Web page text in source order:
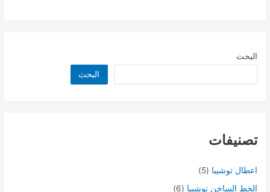
البحث
البحث
تصنيفات
اعطال توشيبا (5)
الخط الساخن توشيبا (6)